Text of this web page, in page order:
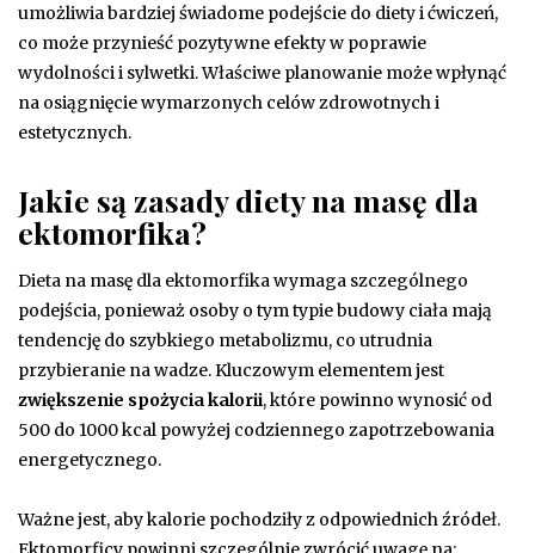
umożliwia bardziej świadome podejście do diety i ćwiczeń,
co może przynieść pozytywne efekty w poprawie
wydolności i sylwetki. Właściwe planowanie może wpłynąć
na osiągnięcie wymarzonych celów zdrowotnych i
estetycznych.
Jakie są zasady diety na masę dla
ektomorfika?
Dieta na masę dla ektomorfika wymaga szczególnego
podejścia, ponieważ osoby o tym typie budowy ciała mają
tendencję do szybkiego metabolizmu, co utrudnia
przybieranie na wadze. Kluczowym elementem jest
zwiększenie spożycia kalorii, które powinno wynosić od
500 do 1000 kcal powyżej codziennego zapotrzebowania
energetycznego.
Ważne jest, aby kalorie pochodziły z odpowiednich źródeł.